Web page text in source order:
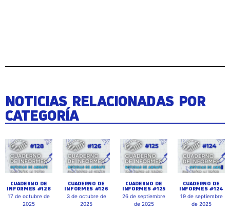
NOTICIAS RELACIONADAS POR
CATEGORÍA
CUADERNO DE
INFORMES #128
17 de octubre de
2025
CUADERNO DE
INFORMES #126
3 de octubre de
2025
CUADERNO DE
INFORMES #125
26 de septiembre
de 2025
CUADERNO DE
INFORMES #124
19 de septiembre
de 2025